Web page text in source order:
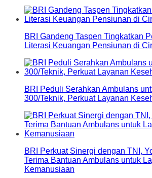
BRI Gandeng Taspen Tingkatkan
Literasi Keuangan Pensiunan di
BRI Peduli Serahkan Ambulans
300/Teknik, Perkuat Layanan
BRI Perkuat Sinergi dengan TNI,
Terima Bantuan Ambulans untuk
Kemanusiaan